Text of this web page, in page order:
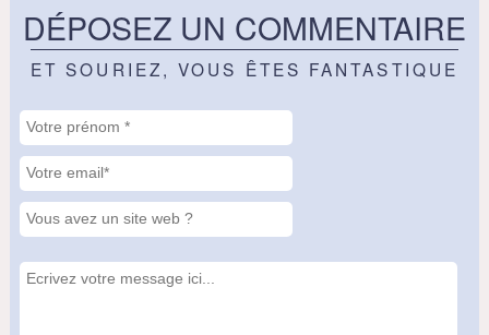
DÉPOSEZ UN COMMENTAIRE
ET SOURIEZ, VOUS ÊTES FANTASTIQUE